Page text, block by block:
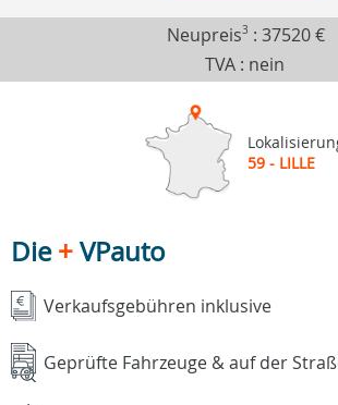
Neupreis3 : 37520 €
TVA : nein
59 - LILLE
Die+VPauto
Verkaufsgebühren inklusive
Geprüfte Fahrzeuge & auf der